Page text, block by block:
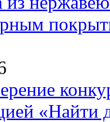
«Найти